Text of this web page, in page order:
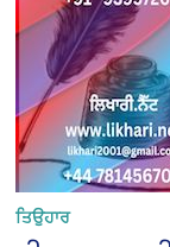
ਤਿਉਹਾਰ